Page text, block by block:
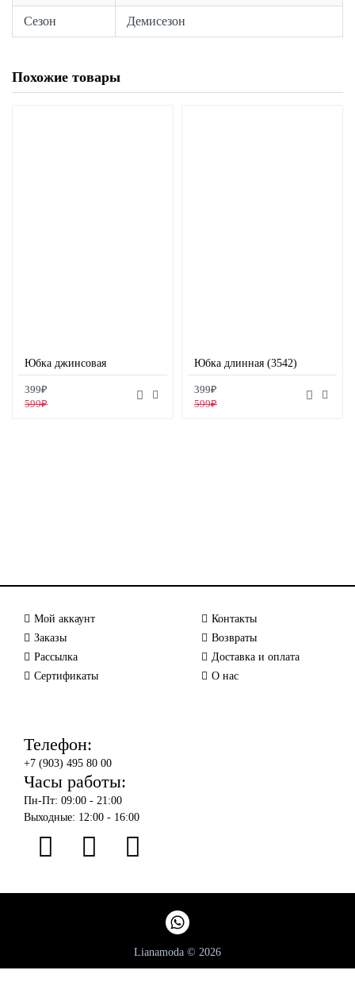
Сезон Демисезон
Похожие товары
Юбка джинсовая
399₽
599₽
Юбка длинная (3542)
399₽
599₽
Мой аккаунт
Заказы
Рассылка
Сертификаты
Контакты
Возвраты
Доставка и оплата
О нас
Телефон:
+7 (903) 495 80 00
Часы работы:
Пн-Пт: 09:00 - 21:00
Выходные: 12:00 - 16:00
Lianamoda © 2026